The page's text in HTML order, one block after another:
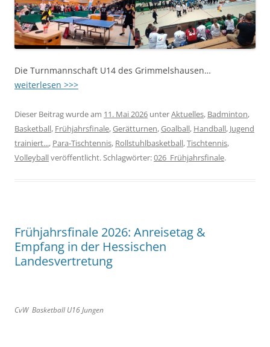
Die Turnmannschaft U14 des Grimmelshausen…
weiterlesen >>>
Dieser Beitrag wurde am 11. Mai 2026 unterAktuelles, Badminton,
Basketball, Frühjahrsfinale,Gerätturnen,Goalball, Handball, Jugend
trainiert..., Para-Tischtennis, Rollstuhlbasketball,Tischtennis,
Volleyballveröffentlicht. Schlagwörter:026_Frühjahrsfinale.
Frühjahrsfinale 2026: Anreisetag &
Empfang in der Hessischen
Landesvertretung
CvW Basketball U16 Jungen